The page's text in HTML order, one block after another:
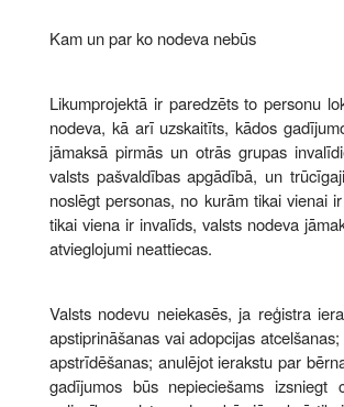
Kam un par ko nodeva nebūs
Likumprojektā ir paredzēts to personu
nodeva, kā arī uzskaitīts, kādos
jāmaksā pirmās un otrās grupas
valsts pašvaldības apgādībā, un
noslēgt personas, no kurām tikai vienai
tikai viena ir invalīds, valsts nodeva
atvieglojumi neattiecas.
Valsts nodevu neiekasēs, ja reģistra
apstiprināšanas vai adopcijas
apstrīdēšanas; anulējot ierakstu par
gadījumos būs nepieciešams izsniegt